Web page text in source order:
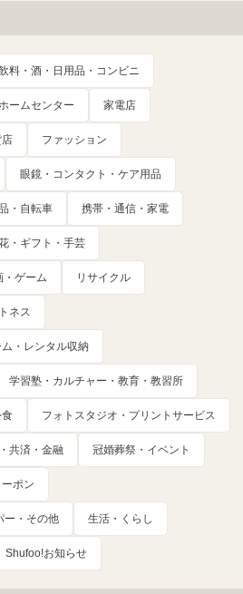
料・酒・日用品・コンビニ
ームセンター 家電店
ファッション
眼鏡・コンタクト・ケア用品
・自転車 携帯・通信・家電
・ギフト・手芸
・ゲーム リサイクル
ネス
・レンタル収納
学習塾・カルチャー・教育・教習所
フォトスタジオ・プリントサービス
共済・金融 冠婚葬祭・イベント
ポン
ー・その他 生活・くらし
Shufoo!お知らせ